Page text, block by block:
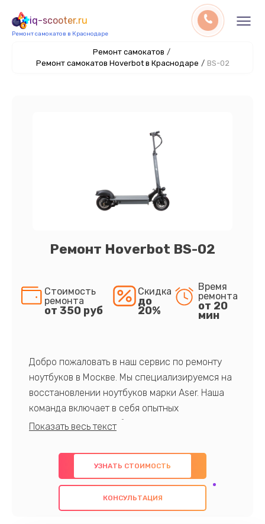
iq-scooter.ru
Ремонт самокатов в Краснодаре
Ремонт самокатов /
Ремонт самокатов Hoverbot в Краснодаре / BS-02
Ремонт Hoverbot BS-02
Стоимость
ремонта
от 350 руб
Скидка
до
20%
Время
ремонта
от 20
мин
Добро пожаловать в наш сервис по ремонту
ноутбуков в Москве. Мы специализируемся на
восстановлении ноутбуков марки Aser. Наша
команда включает в себя опытных
профессионалов с обширными знаниями и
предлагаем быстрый и качественный ремонт с
использованием оригинальных компонентов, а
также гарантируем качество всех
проведенных работ. Наша цель - предоставить
УЗНАТЬ СТОИМОСТЬ
КОНСУЛЬТАЦИЯ